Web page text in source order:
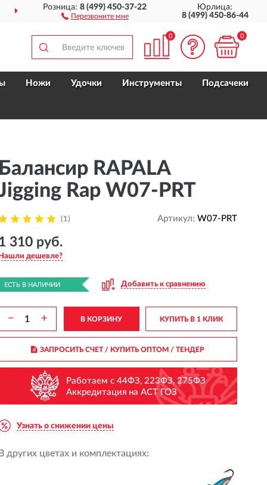
ДОСТАВИМПО ВСЕЙ РОССИИ
Розница:8 (499) 450-37-22
Перезвоните мне
Юрлица:
8 (499) 450-86-44
0 0
Ножи Удочки Инструменты Подсачеки
Балансир RAPALA
Rap W07-PRT
(1) Артикул: W07-PRT
310 руб.
Нашли дешевле?
ЕСТЬ В НАЛИЧИИ Добавить к сравнению
− + В КОРЗИНУ КУПИТЬ В 1 КЛИК
ЗАПРОСИТЬ СЧЕТ / КУПИТЬ ОПТОМ/ ТЕНДЕР
Работаем с 44ФЗ, 223ФЗ, 275ФЗ
Аккредитация на АСТ ГОЗ
Узнать о снижении цены
В других цветах и комплектациях: